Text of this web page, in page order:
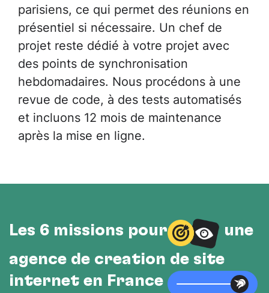
parisiens, ce qui permet des réunions en
présentiel si nécessaire. Un chef de
projet reste dédié à votre projet avec
des points de synchronisation
hebdomadaires. Nous procédons à une
revue de code, à des tests automatisés
et incluons 12 mois de maintenance
après la mise en ligne.
Les 6 missions pour
une
agence de création de site
internet en France